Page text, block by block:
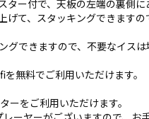
ター付で、天板の左端の裏側
げて、スタッキングできます
グできますので、不要なイスは
無料でご利用いただけます。
ーをご利用いただけます。